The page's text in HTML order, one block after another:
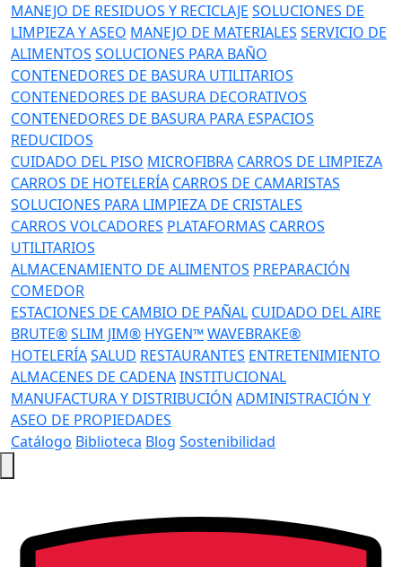
MANEJO DE RESIDUOS Y RECICLAJE SOLUCIONES DE
LIMPIEZA Y ASEO MANEJO DE MATERIALES SERVICIO DE
ALIMENTOS SOLUCIONES PARA BAÑO
CONTENEDORES DE BASURA UTILITARIOS
CONTENEDORES DE BASURA DECORATIVOS
CONTENEDORES DE BASURA PARA ESPACIOS
REDUCIDOS
CUIDADO DEL PISO MICROFIBRA CARROS DE LIMPIEZA
CARROS DE HOTELERÍA CARROS DE CAMARISTAS
SOLUCIONES PARA LIMPIEZA DE CRISTALES
CARROS VOLCADORES PLATAFORMAS CARROS
UTILITARIOS
ALMACENAMIENTO DE ALIMENTOS PREPARACIÓN
COMEDOR
ESTACIONES DE CAMBIO DE PAÑAL CUIDADO DEL AIRE
BRUTE®SLIM JIM® HYGEN™WAVEBRAKE®
HOTELERÍASALUD RESTAURANTES ENTRETENIMIENTO
ALMACENES DE CADENAINSTITUCIONAL
MANUFACTURA Y DISTRIBUCIÓN ADMINISTRACIÓN Y
ASEO DE PROPIEDADES
Catálogo Biblioteca Blog Sostenibilidad